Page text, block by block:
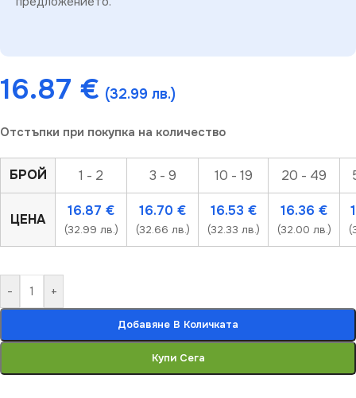
16.87 € (32.99 лв.)
Отстъпки при покупка на количество
БРОЙ 1 - 2 3 - 9 10 - 19 20 - 49
ЦЕНА
16.87 €
(32.99 лв.)
16.70 €
(32.66 лв.)
16.53 €
(32.33 лв.)
16.36 €
(32.00 лв.)
- +
Добавяне В Количката
Купи Сега